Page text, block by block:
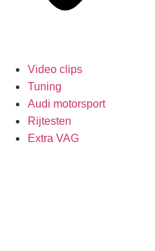
Video clips
Tuning
Audi motorsport
Rijtesten
Extra VAG